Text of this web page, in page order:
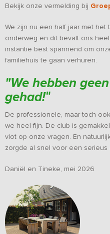
Bekijk onze vermelding bij
We zijn nu een half jaar met het
onderweg en dit bevalt ons
instantie best spannend om
familiehuis te gaan verhuren.
"We hebben
gehad!"
De professionele, maar toch
we heel fijn. De club is
vlot op onze vragen. En
zorgde al snel voor een serieus
Daniël en Tineke, mei 2026